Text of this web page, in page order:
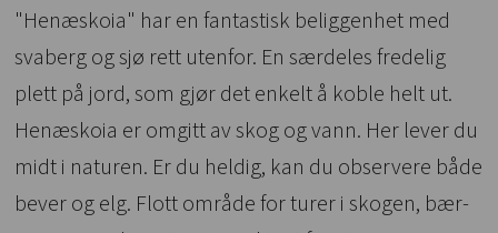
"Henæskoia" har en fantastisk beliggenhet med
svaberg og sjø rett utenfor. En særdeles fredelig
plett på jord, som gjør det enkelt å koble helt ut.
Henæskoia er omgitt av skog og vann. Her lever du
midt i naturen. Er du heldig, kan du observere både
bever og elg. Flott område for turer i skogen, bær-